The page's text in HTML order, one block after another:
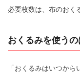
必要枚数は、布のおく
おくるみを使う
「おくるみはいつか